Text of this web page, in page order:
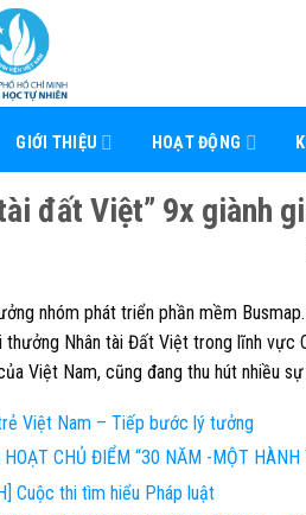
GIỚI THIỆU HOẠT ĐỘNG
đất Việt” 9x giành
nhóm phát triển phần mềm
thưởng Nhân tài Đất Việt trong lĩnh
Việt Nam, cũng đang thu hút nhiều
Việt Nam – Tiếp bước lý tưởng
CHỦ ĐIỂM “30 NĂM -MỘT HÀNH
Cuộc thi tìm hiểu Pháp luật